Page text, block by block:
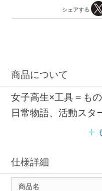
シェアする
商品について
女子高生×工具＝も
日常物語、活動スタ
仕様詳細
商品名